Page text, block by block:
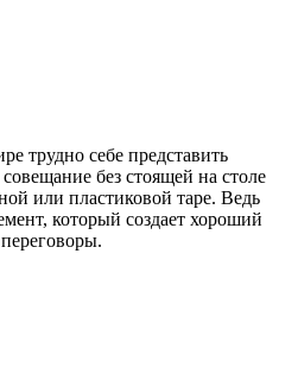
трудно себе представить
без стоящей на столе
или пластиковой таре. Ведь
который создает хороший